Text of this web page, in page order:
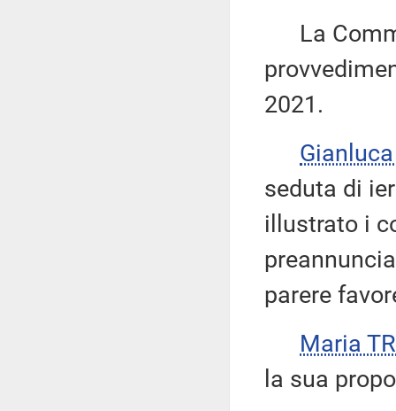
La
2021.
seduta di
illustrato i
parere
Maria
la sua